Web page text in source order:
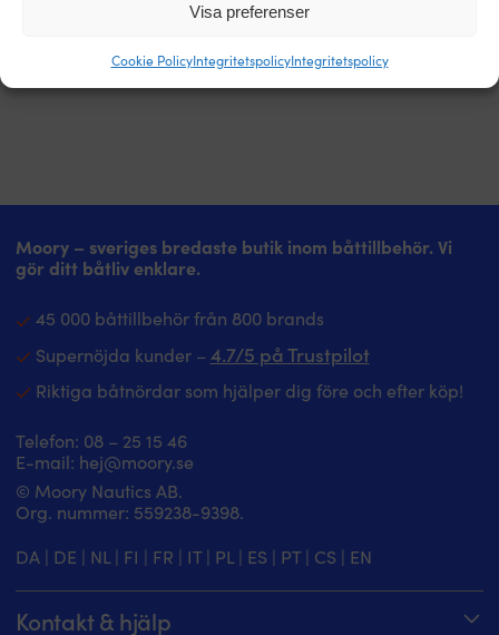
Visa preferenser
Cookie PolicyIntegritetspolicyIntegritetspolicy
Moory – sveriges bredaste butik inom båttillbehör. Vi
gör ditt båtliv enklare.
45 000 båttillbehör från 800 brands
Supernöjda kunder – 4.7/5 på Trustpilot
Riktiga båtnördar som hjälper dig före och efter köp!
Telefon: 08 – 25 15 46
E-mail: hej@moory.se
© Moory Nautics AB.
Org. nummer: 5‍59238-9398.
DA | DE | NL | FI | FR | IT| PL | ES | PT| CS | EN
Kontakt & hjälp